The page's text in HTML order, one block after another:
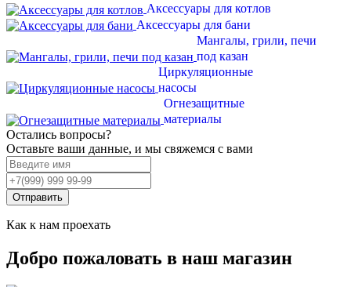
Аксессуары для котлов
Аксессуары для бани
Мангалы, грили, печи
под казан
Циркуляционные
насосы
Огнезащитные
материалы
Остались вопросы?
Оставьте ваши данные, и мы свяжемся с вами
Отправить
Как к нам проехать
Добро пожаловать в наш магазин